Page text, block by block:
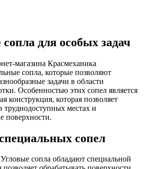
для особых задач
магазина Красмеханика
сопла, которые позволяют
задачи в области
Особенностью этих сопел является
конструкция, которая позволяет
труднодоступных местах и
поверхности.
сопел
сопла обладают специальной